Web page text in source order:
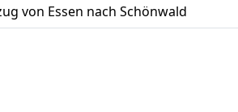
von Essen nach Schönwald